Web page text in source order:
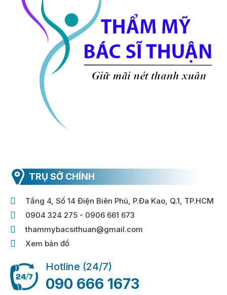
TRỤ SỞ CHÍNH
Tầng 4, Số 14 Điện Biên Phủ, P.Đa Kao, Q.1, TP.HCM
0904 324 275 - 0906 661 673
thammybacsithuan@gmail.com
Xem bản đồ
Hotline (24/7)
090 666 1673